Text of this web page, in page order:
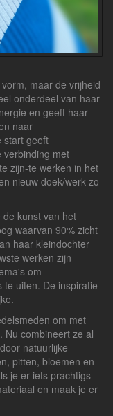
maar de vrijheid
onderdeel van haar
en geeft haar
naar
start geeft
verbinding met
zijn-te werken in het
nieuw doek/werk zo
kunst van het
waarvan 90% zicht
haar kleindochter
werken zijn
om
uiten. De inspiratie
om met
Nu combineert ze al
natuurlijke
pitten, bloemen en
je er iets prachtigs
en maak je er